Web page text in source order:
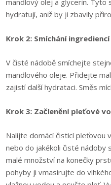
mandlový olej a glycerin. Tyto
hydratují, aniž by ji zbavily
Krok 2: Smíchání ingrediencí
V čisté nádobě smíchejte
mandlového oleje. Přidejte
zajistí další hydrataci. Směs
Krok 3: Začlenění pleťové
Nalijte domácí čisticí pleťovou
nebo do jakékoli čisté nádoby
malé množství na konečky
pohyby ji vmasírujte do